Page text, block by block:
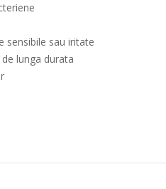
sensibile sau iritate
lunga durata